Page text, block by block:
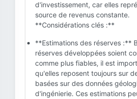
d'investissement, car elles
source de revenus constante.
**Considérations clés :**
**Estimations des réserves :**
réserves développées soient
comme plus fiables, il est
qu'elles reposent toujours sur
basées sur des données
d'ingénierie. Ces estimations